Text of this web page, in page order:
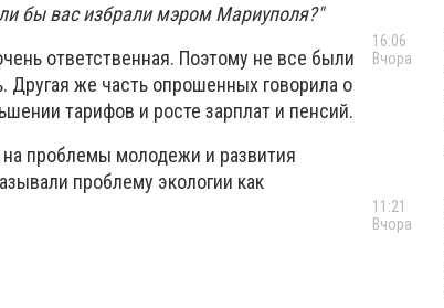
бы вас избрали мэром Мариуполя?"
ответственная. Поэтому не все были
же часть опрошенных говорила о
тарифов и росте зарплат и пенсий.
на проблемы молодежи и развития
проблему экологии как
16:06
Вчора
11:21
Вчора